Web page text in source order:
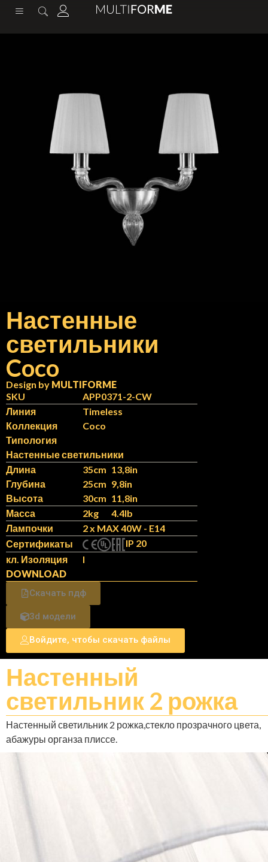
содержимому
IT
Coco
Design by MULTIFORME
Настенные
светильники
SKU
APP0371-2-CW
Линия
Timeless
Коллекция
Coco
Типология
Настенные светильники
Длина
35cm 13,8in
Глубина
25cm 9,8in
Высота
30cm 11,8in
Масса
2kg
4.4lb
Лампочки
2 x MAX 40W - E14
Сертификаты
IP 20
кл. Изоляция
I
DOWNLOAD
Скачать пдф
3d модели
Войдите, чтобы скачать файлы
Настенный
светильник 2 рожка
Настенный светильник 2 рожка,стекло прозрачного цвета,
абажуры органза плиссе.